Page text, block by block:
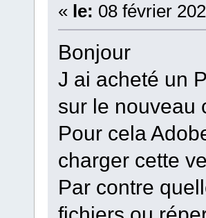
« le: 08 février
Bonjour
J ai acheté un
sur le nouveau
Pour cela
charger cette
Par contre